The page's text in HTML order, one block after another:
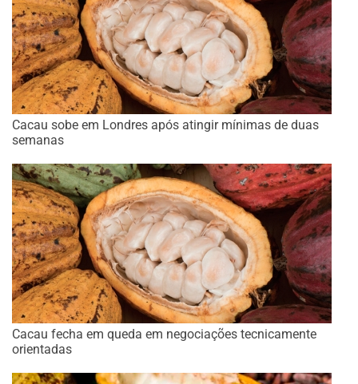
Cacau sobe em Londres após atingir mínimas de duas
semanas
Cacau fecha em queda em negociações tecnicamente
orientadas